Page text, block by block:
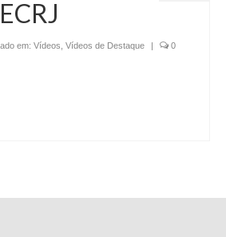
em: Vídeos Vídeos de Destaque | 0